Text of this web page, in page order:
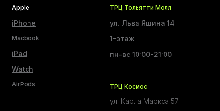
Apple
iPhone
Macbook
iPad
Watch
AirPods
ТРЦ Тольятти Молл
ул. Льва Яшина 14
1-этаж
пн-вс 10:00-21:00
ТРЦ Космос
ул. Карла Маркса 57